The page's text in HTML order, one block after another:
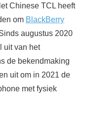
Chinese TCL heeft
om BlackBerry
augustus 2020
uit van het
de bekendmaking
uit om in 2021 de
met fysiek